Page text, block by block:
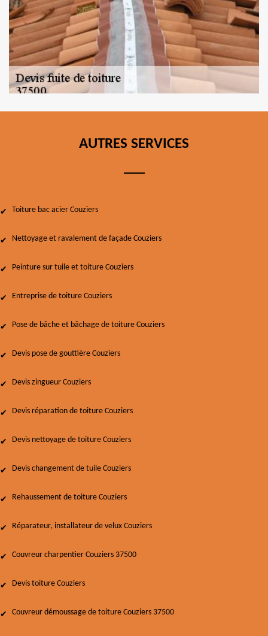
AUTRES SERVICES
Toiture bac acier Couziers
Nettoyage et ravalement de façade Couziers
Peinture sur tuile et toiture Couziers
Entreprise de toiture Couziers
Pose de bâche et bâchage de toiture Couziers
Devis pose de gouttière Couziers
Devis zingueur Couziers
Devis réparation de toiture Couziers
Devis nettoyage de toiture Couziers
Devis changement de tuile Couziers
Rehaussement de toiture Couziers
Réparateur, installateur de velux Couziers
Couvreur charpentier Couziers 37500
Devis toiture Couziers
Couvreur démoussage de toiture Couziers 37500